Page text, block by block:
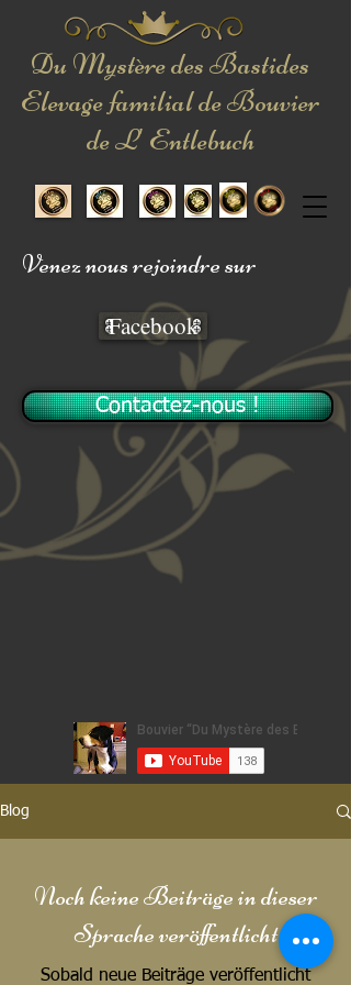
Du Mystère des Bastides
Elevage familial de Bouvier
de L' Entlebuch
Venez nous rejoindre sur
Facebook
Contactez-nous !
Blog
Noch keine Beiträge in dieser
Sprache veröffentlicht
Sobald neue Beiträge veröffentlicht